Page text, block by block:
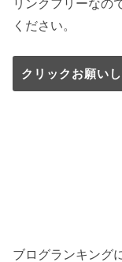
リンクフリーなの
ください。
クリックお願いし
ブログランキング